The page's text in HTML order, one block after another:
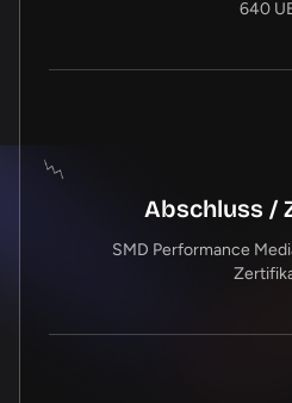
640
Abschluss /
SMD Performance